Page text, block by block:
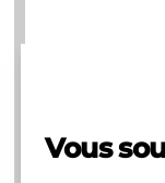
Vous